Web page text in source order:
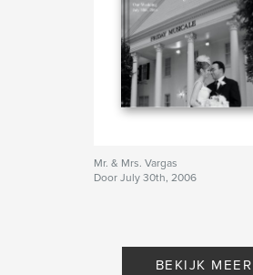
Mr. & Mrs. Vargas
Door July 30th, 2006
BEKIJK MEER